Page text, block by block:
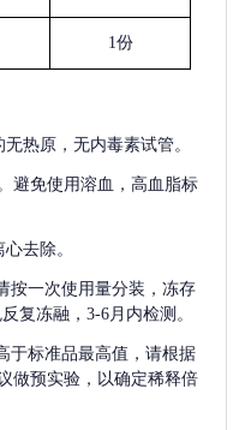
1份
热原，无内毒素试管。
避免使用溶血，高血脂标
去除。
按一次使用量分装，冻存
复冻融，3-6月内检测。
于标准品最高值，请根据
做预实验，以确定稀释倍